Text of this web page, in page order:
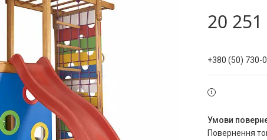
20 251
+380 (50) 730-
повернення